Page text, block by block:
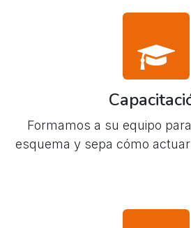
Formamos a su equipo
esquema y sepa cómo